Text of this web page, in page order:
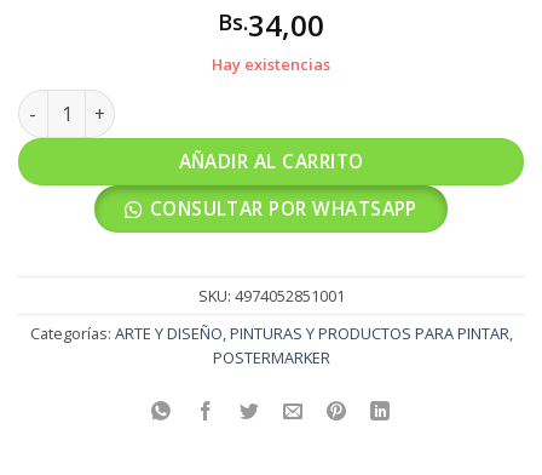
Bs.34,00
Hay existencias
MARCADOR POSTERMARKER 6MM VERDE NEON cantidad
AÑADIR AL CARRITO
CONSULTAR POR WHATSAPP
SKU: 4974052851001
Categorías: ARTE Y DISEÑO,PINTURAS Y PRODUCTOS PARA PINTAR,
POSTERMARKER